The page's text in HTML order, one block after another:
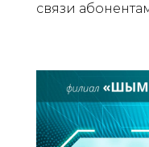
связи